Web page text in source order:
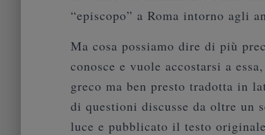
“episcopo” a Roma intorno agli
Ma cosa possiamo dire di più
conosce e vuole accostarsi a
greco ma ben presto tradotta in
di questioni discusse da oltre un
luce e pubblicato il testo